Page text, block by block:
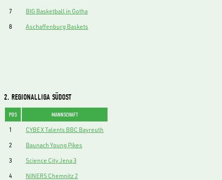
7
BIG Basketball in Gotha
8
Aschaffenburg Baskets
2. REGIONALLIGA SÜDOST
POS MANNSCHAFT
1
CYBEX Talents BBC Bayreuth
2
Baunach Young Pikes
3
Science City Jena 3
4
NINERS Chemnitz 2